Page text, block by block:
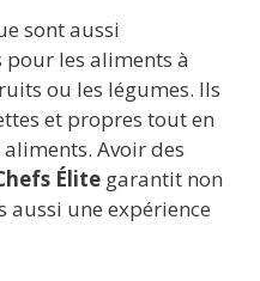
sont aussi
les aliments à
ou les légumes. Ils
et propres tout en
Avoir des
Élite garantit non
aussi une expérience